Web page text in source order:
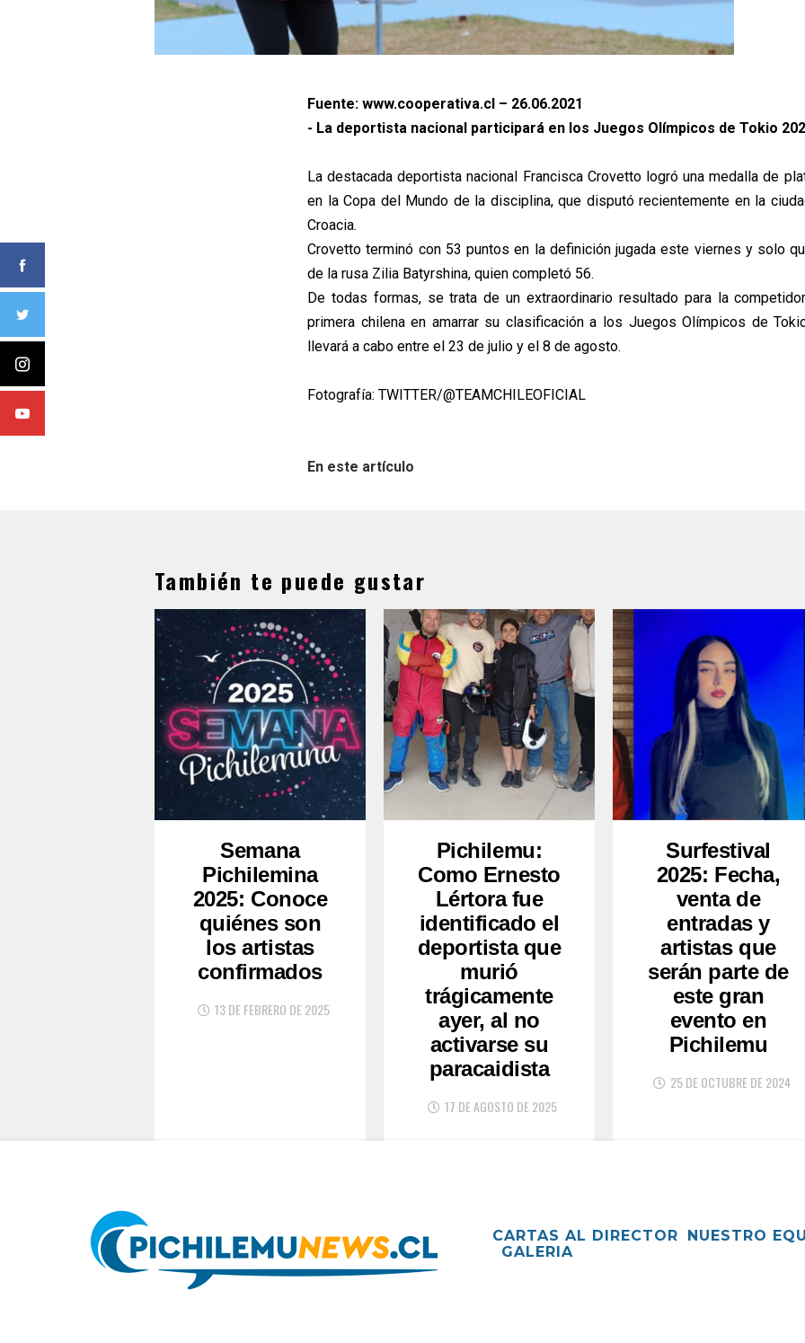
Fuente: www.cooperativa.cl – 26.06.2021
- La deportista nacional participará en los Juegos Olímpicos de Tokio
La destacada deportista nacional Francisca Crovetto logró una medalla de
en la Copa del Mundo de la disciplina, que disputó recientemente en la
Croacia.
Crovetto terminó con 53 puntos en la definición jugada este viernes y solo
de la rusa Zilia Batyrshina, quien completó 56.
De todas formas, se trata de un extraordinario resultado para la
primera chilena en amarrar su clasificación a los Juegos Olímpicos de
llevará a cabo entre el 23 de julio y el 8 de agosto.
Fotografía: TWITTER/@TEAMCHILEOFICIAL
En este artículo
También te puede gustar
Semana
Pichilemina
2025: Conoce
quiénes son
los artistas
confirmados
13 DE FEBRERO DE 2025
Pichilemu:
Como Ernesto
Lértora fue
identificado el
deportista que
murió
trágicamente
ayer, al no
activarse su
paracaidista
17 DE AGOSTO DE 2025
Surfestival
2025: Fecha,
venta de
entradas y
artistas que
serán parte de
este gran
evento en
Pichilemu
25 DE OCTUBRE DE 2024
CARTAS AL DIRECTOR
NUESTRO
GALERIA